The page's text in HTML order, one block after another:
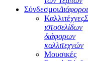
Σύνδεσμοι
Καλλιτέχνες
ιστοσελίδων
διάφορων
καλλιτεχνών
Μουσικές